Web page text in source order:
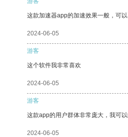
这款加速器app的加速效果一般，可
2024-06-05
游客
这个软件我非常喜欢
2024-06-05
游客
这款app的用户群体非常庞大，我可
2024-06-05